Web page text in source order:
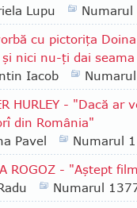
Lupu
cu pictoriţa
şi nici nu-ţi dai
Iacob
HURLEY - "Dacă
din România"
Pavel
Numarul
ROGOZ - "Aştept
Numarul